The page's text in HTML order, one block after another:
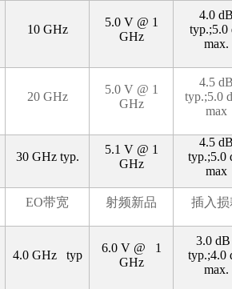
10 GHz
5.0 V @ 1
GHz
4.0 dB
typ.;5.0
max.
20 GHz
5.0 V @ 1
GHz
4.5 dB
typ.;5.0
max
30 GHz typ.
5.1 V @ 1
GHz
4.5 dB
typ.;5.0
max
EO带宽 射频新品 插入损
4.0 GHz typ
6.0 V @ 1
GHz
3.0 dB
typ.;4.0
max.